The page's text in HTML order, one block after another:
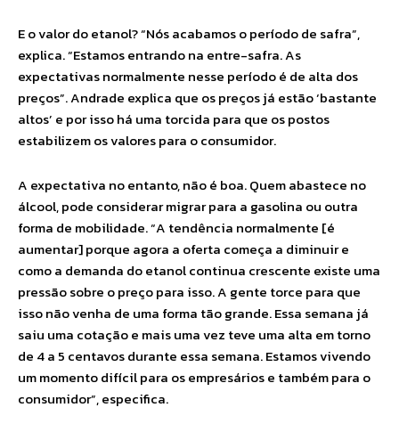
E o valor do etanol? “Nós acabamos o período de safra”,
explica. “Estamos entrando na entre-safra. As
expectativas normalmente nesse período é de alta dos
preços”. Andrade explica que os preços já estão ‘bastante
altos’ e por isso há uma torcida para que os postos
estabilizem os valores para o consumidor.
A expectativa no entanto, não é boa. Quem abastece no
álcool, pode considerar migrar para a gasolina ou outra
forma de mobilidade. “A tendência normalmente [é
aumentar] porque agora a oferta começa a diminuir e
como a demanda do etanol continua crescente existe uma
pressão sobre o preço para isso. A gente torce para que
isso não venha de uma forma tão grande. Essa semana já
saiu uma cotação e mais uma vez teve uma alta em torno
de 4 a 5 centavos durante essa semana. Estamos vivendo
um momento difícil para os empresários e também para o
consumidor”, especifica.